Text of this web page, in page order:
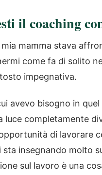
il coaching
mamma stava
come fa di solito
impegnativa.
avevo bisogno in
luce completamente
di lavorare
insegnando molto
sul lavoro è una